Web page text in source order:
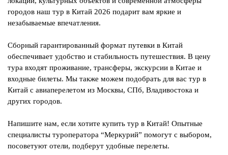
городов наш тур в Китай 2026 подарит вам яркие и
незабываемые впечатления.
Сборный гарантированный формат путевки в Китай
обеспечивает удобство и стабильность путешествия. В цену
тура входят проживание, трансферы, экскурсии в Китае и
входные билеты. Мы также можем подобрать для вас тур в
Китай с авиаперелетом из Москвы, СПб, Владивостока и
других городов.
Напишите нам, если хотите купить тур в Китай! Опытные
специалисты туроператора “Меркурий” помогут с выбором,
посоветуют отели, подберут удобные перелеты.